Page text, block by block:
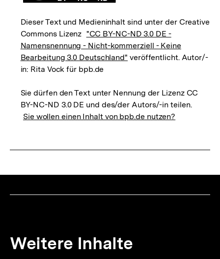
Dieser Text und Medieninhalt sind unter der Creative
Commons Lizenz "CC BY-NC-ND 3.0 DE -
Namensnennung - Nicht-kommerziell - Keine
Bearbeitung 3.0 Deutschland" veröffentlicht. Autor/-
in: Rita Vock für bpb.de
Sie dürfen den Text unter Nennung der Lizenz CC
BY-NC-ND 3.0 DE und des/der Autors/-in teilen.
Sie wollen einen Inhalt von bpb.de nutzen?
Weitere Inhalte